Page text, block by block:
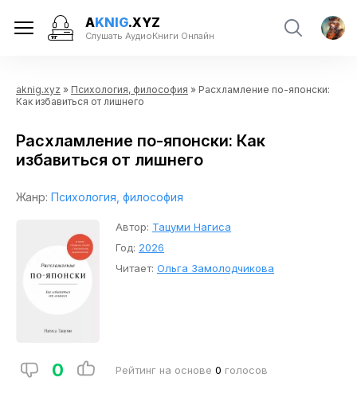
AKNIG.XYZ
Слушать АудиоКниги Онлайн
aknig.xyz » Психология, философия » Расхламление по-японски:
Как избавиться от лишнего
Расхламление по-японски: Как
избавиться от лишнего
Жанр: Психология, философия
Автор: Тацуми Нагиса
Год: 2026
Читает: Ольга Замолодчикова
0 Рейтинг на основе 0 голосов